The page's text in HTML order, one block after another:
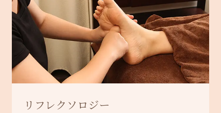
リフレクソロジー